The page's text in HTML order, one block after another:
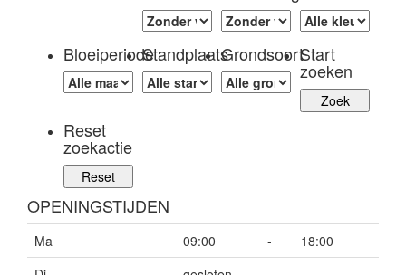
BloeiperiodeStandplaatsGrondsoortStart
zoeken
Reset
zoekactie
OPENINGSTIJDEN
Ma 09:00 -
18:00